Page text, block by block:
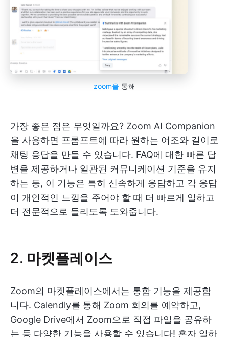
zoom을 통해
가장 좋은 점은 무엇일까요? Zoom AI Companion
을 사용하면 프롬프트에 따라 원하는 어조와 길이로
채팅 응답을 만들 수 있습니다. FAQ에 대한 빠른 답
변을 제공하거나 일관된 커뮤니케이션 기준을 유지
하는 등, 이 기능은 특히 신속하게 응답하고 각 응답
이 개인적인 느낌을 주어야 할 때 더 빠르게 일하고
더 전문적으로 들리도록 도와줍니다.
2. 마켓플레이스
Zoom의 마켓플레이스에서는 통합 기능을 제공합
니다. Calendly를 통해 Zoom 회의를 예약하고,
Google Drive에서 Zoom으로 직접 파일을 공유하
는 등 다양한 기능을 사용할 수 있습니다! 혼자 일하